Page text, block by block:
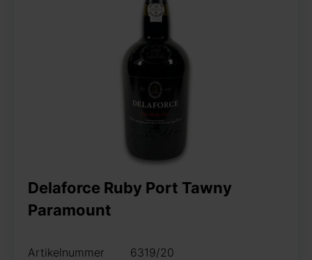
Delaforce Ruby Port Tawny
Paramount
Artikelnummer 6319/20